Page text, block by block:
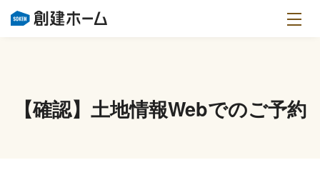
【確認】土地情報Webでのご予約